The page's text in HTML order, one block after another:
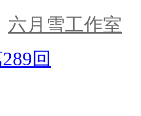
六月雪工作室
回